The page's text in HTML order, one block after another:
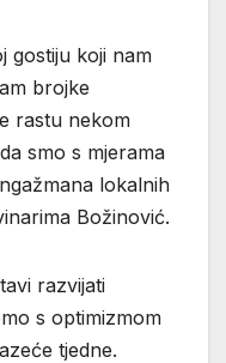
gostiju koji nam
brojke
rastu nekom
smo s mjerama
lokalnih
Božinović.
razvijati
s optimizmom
tjedne.